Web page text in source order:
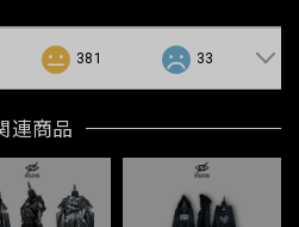
381 33
連商品